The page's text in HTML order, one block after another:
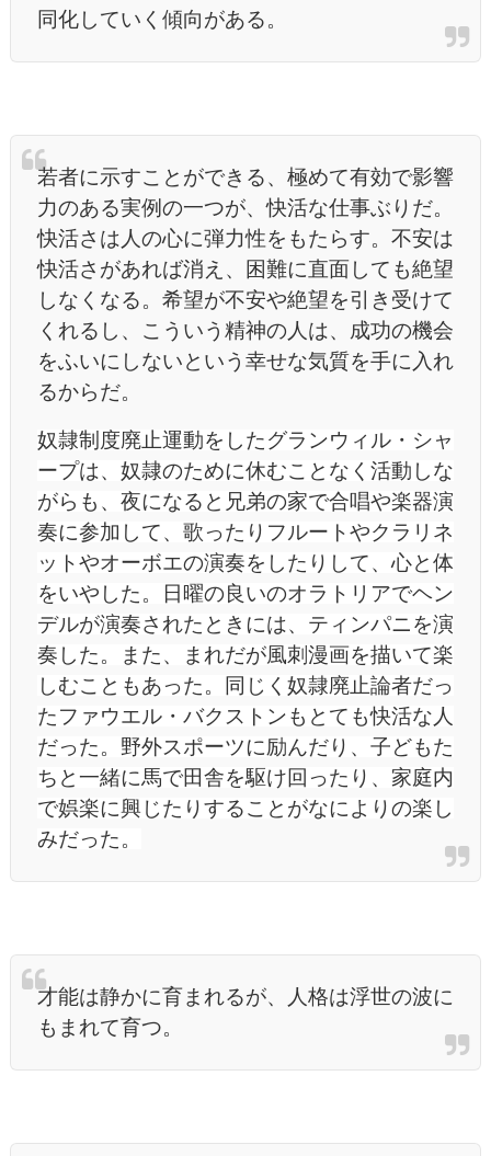
同化していく傾向がある。
若者に示すことができる、極めて有効で影響
力のある実例の一つが、快活な仕事ぶりだ。
快活さは人の心に弾力性をもたらす。不安は
快活さがあれば消え、困難に直面しても絶望
しなくなる。希望が不安や絶望を引き受けて
くれるし、こういう精神の人は、成功の機会
をふいにしないという幸せな気質を手に入れ
るからだ。
奴隷制度廃止運動をしたグランウィル・シャ
ープは、奴隷のために休むことなく活動しな
がらも、夜になると兄弟の家で合唱や楽器演
奏に参加して、歌ったりフルートやクラリネ
ットやオーボエの演奏をしたりして、心と体
をいやした。日曜の良いのオラトリアでヘン
デルが演奏されたときには、ティンパニを演
奏した。また、まれだが風刺漫画を描いて楽
しむこともあった。同じく奴隷廃止論者だっ
たファウエル・バクストンもとても快活な人
だった。野外スポーツに励んだり、子どもた
ちと一緒に馬で田舎を駆け回ったり、家庭内
で娯楽に興じたりすることがなによりの楽し
みだった。
才能は静かに育まれるが、人格は浮世の波に
もまれて育つ。